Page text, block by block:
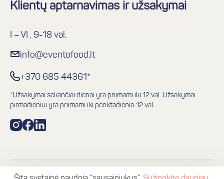
Klientų aptarnavimas ir užsakymai
I – VI , 9-18 val.
info@eventofood.lt
+370 685 44361*
*Užsakymai sekančiai dienai yra priimami iki 12 val. Užsakymai
pirmadieniui yra priimami iki penktadienio 12 val.